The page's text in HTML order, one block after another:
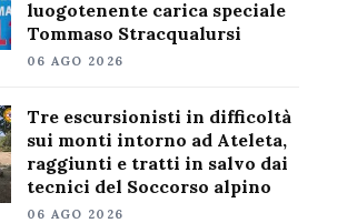
luogotenente carica speciale
Tommaso Stracqualursi
06 AGO 2026
Tre escursionisti in difficoltà
sui monti intorno ad Ateleta,
raggiunti e tratti in salvo dai
tecnici del Soccorso alpino
06 AGO 2026